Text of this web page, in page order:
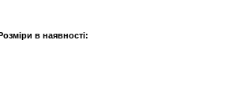
в наявності: